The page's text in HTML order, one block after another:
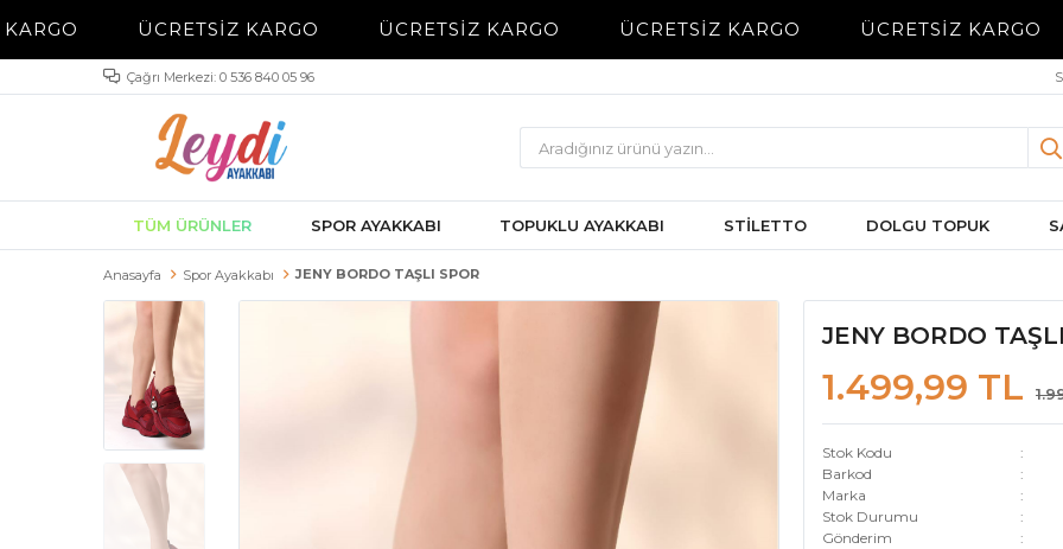
ÜCRETSİZ KARGO ÜCRETSİZ KARGO ÜCRETSİZ KARGO ÜCRETSİZ KARGO
Çağrı Merkezi: 0 536 840 05 96
TÜM ÜRÜNLER SPOR AYAKKABI TOPUKLU AYAKKABI STİLETTO DOLGU TOPUK
Anasayfa Spor Ayakkabı JENY BORDO TAŞLI SPOR
JENY BORDO
1.499,99 TL
Stok Kodu
Barkod
Marka
Stok Durumu
Gönderim